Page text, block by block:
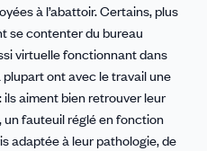
à l’abattoir. Certains, plus
se contenter du bureau
virtuelle fonctionnant dans
ont avec le travail une
aiment bien retrouver leur
fauteuil réglé en fonction
adaptée à leur pathologie, de